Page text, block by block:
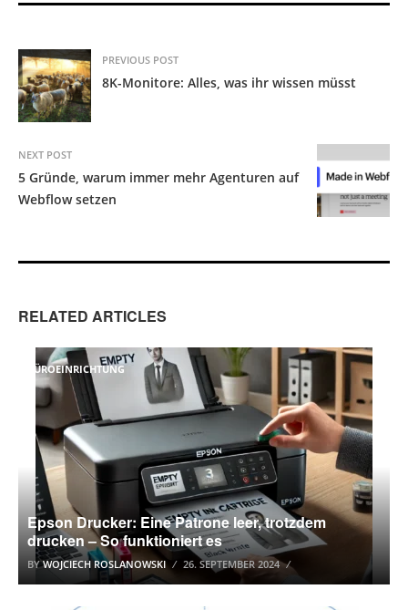
PREVIOUS POST
8K-Monitore: Alles, was ihr wissen müsst
NEXT POST
5 Gründe, warum immer mehr Agenturen auf
Webflow setzen
RELATED ARTICLES
BÜROEINRICHTUNG
Epson Drucker: Eine Patrone leer, trotzdem
drucken – So funktioniert es
BYWOJCIECH ROSLANOWSKI 26. SEPTEMBER 2024